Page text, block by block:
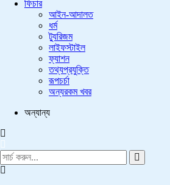
ফিচার
আইন-আদালত
ধর্ম
ট্যুরিজম
লাইফস্টাইল
ফ্যাশন
তথ্যপ্রযুক্তি
রূপচর্চা
অন্যরকম খবর
অন্যান্য